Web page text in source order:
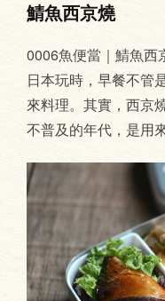
鯖魚西京燒
0006魚便當｜鯖魚西
日本玩時，早餐不管
來料理。其實，西京
不普及的年代，是用